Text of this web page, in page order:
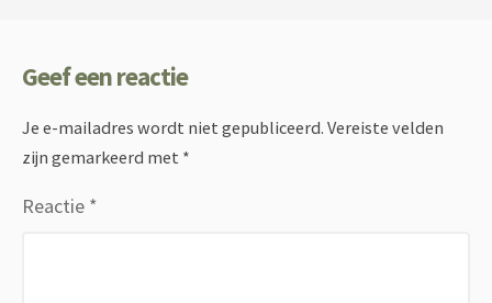
Geef een reactie
Je e-mailadres wordt niet gepubliceerd. Vereiste velden
zijn gemarkeerd met *
Reactie *